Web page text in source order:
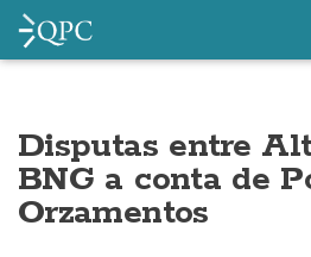
Disputas entre
BNG a conta de
Orzamentos